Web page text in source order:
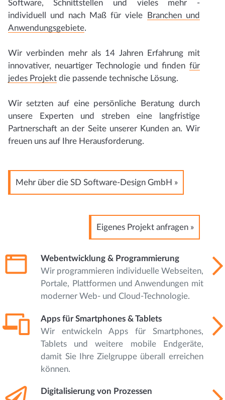
Software, Schnittstellen und vieles mehr -
individuell und nach Maß für viele
Branchen und
Anwendungsgebiete.
Wir verbinden mehr als 14 Jahren Erfahrung mit
innovativer, neuartiger Technologie und finden für
jedes Projektdie passende technische Lösung.
Wir setzten auf eine persönliche Beratung durch
unsere Experten und streben eine langfristige
Partnerschaft an der Seite unserer Kunden an. Wir
freuen uns auf Ihre Herausforderung.
Mehr über die SD Software-Design GmbH »
Eigenes Projekt anfragen »
Webentwicklung & Programmierung
Wir programmieren individuelle Webseiten,
Portale, Plattformen und Anwendungen mit
moderner Web- und Cloud-Technologie.
Apps für Smartphones & Tablets
Wir entwickeln Apps für Smartphones,
Tablets und weitere mobile Endgeräte,
damit Sie Ihre Zielgruppe überall erreichen
können.
Digitalisierung von Prozessen